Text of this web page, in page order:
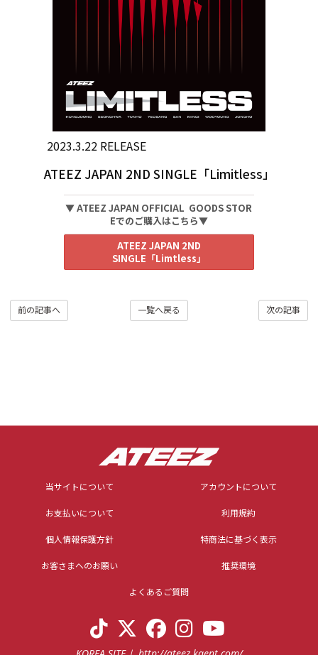
2023.3.22 RELEASE
ATEEZ JAPAN 2ND SINGLE「Limitless」
▼ ATEEZ JAPAN OFFICIAL GOODS STOR
Eでのご購入はこちら▼
ATEEZ JAPAN 2ND
SINGLE「Limtless」
次の記事
一覧へ戻る
前の記事へ
当サイトについて アカウントについて
お支払いについて 利用規約
個人情報保護方針 特商法に基づく表示
お客さまへのお願い 推奨環境
よくあるご質問